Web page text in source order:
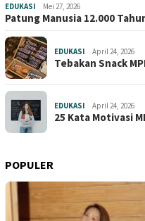
EDUKASI Mei 27, 2026
Patung Manusia 12.000
EDUKASI April 24, 2026
Tebakan Snack
EDUKASI April 24, 2026
25 Kata Motivasi
POPULER